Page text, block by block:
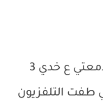
واني اكلت شويه ولفيت راسي ونمت ودمعتي ع خدي 3
طفت التلفزيون